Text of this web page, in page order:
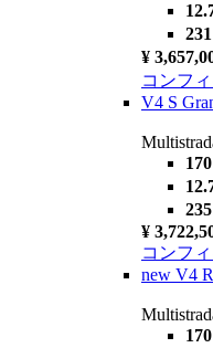
¥
コンフ
V4 S
¥
コンフ
new V4